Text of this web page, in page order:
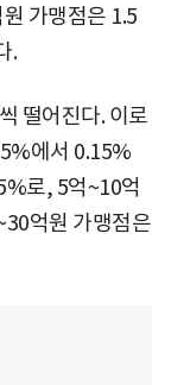
가맹점은 1.5
.
떨어진다. 이로
에서 0.15%
로, 5억~10억
억원 가맹점은